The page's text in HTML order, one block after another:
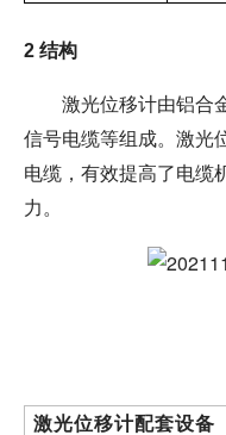
2 结构
激光位移计由铝合
信号电缆等组成。激光
电缆，有效提高了电缆
力。
激光位移计配套设备